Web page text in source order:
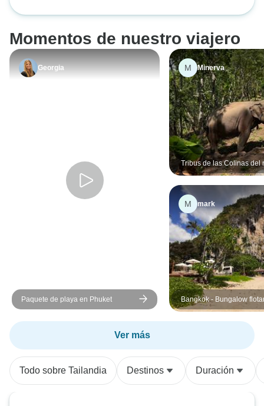
Momentos de nuestro viajero
Georgia
Paquete de playa en Phuket
M Minerva
Tribus de las Colinas del
Tailandia: Conservación
Ambiente, Educación y
con Elefantes
M mark
Bangkok - Bungalow
Sok y playa de Andaman
Ver más
Todo sobre Tailandia Destinos Duración